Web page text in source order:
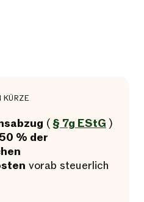
KÜRZE
(§ 7g EStG )
% der
vorab steuerlich